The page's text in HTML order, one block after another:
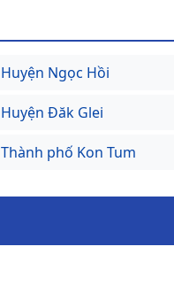
Huyện Ngọc Hồi
Huyện Đăk Glei
Thành phố Kon Tum